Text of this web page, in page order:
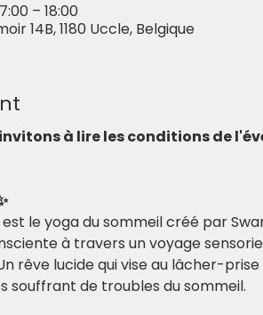
– 18:00
14B, 1180 Uccle, Belgique
t'invitons à lire les conditions de
est le yoga du sommeil créé par
à travers un voyage
rêve lucide qui vise au lâcher-
souffrant de troubles du sommeil.